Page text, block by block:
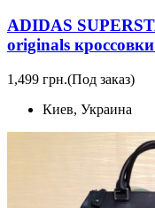
ADIDAS
originals
1,499 грн.(Под заказ)
Киев, Украина